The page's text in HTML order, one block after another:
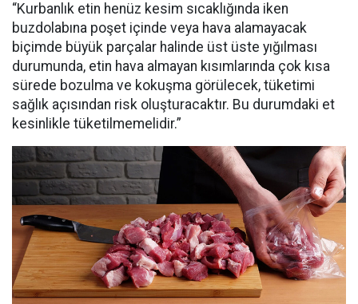
“Kurbanlık etin henüz kesim sıcaklığında iken
buzdolabına poşet içinde veya hava alamayacak
biçimde büyük parçalar halinde üst üste yığılması
durumunda, etin hava almayan kısımlarında çok kısa
sürede bozulma ve kokuşma görülecek, tüketimi
sağlık açısından risk oluşturacaktır. Bu durumdaki et
kesinlikle tüketilmemelidir.”